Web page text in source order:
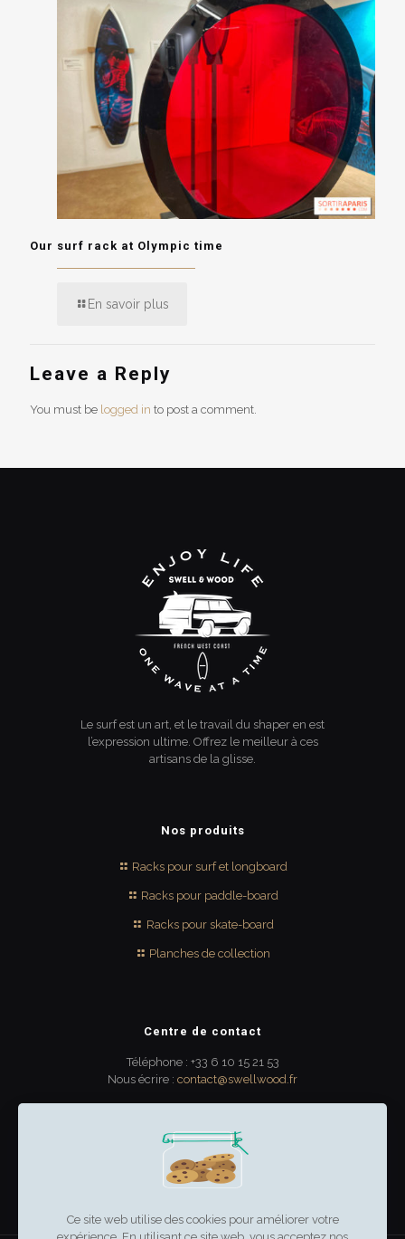
Our surf rack at Olympic time
En savoir plus
Leave a Reply
You must be logged in to post a comment.
Le surf est un art, et le travail du shaper en est
l’expression ultime. Offrez le meilleur à ces
artisans de la glisse.
Nos produits
Racks pour surf et longboard
Racks pour paddle-board
Racks pour skate-board
Planches de collection
Centre de contact
Téléphone : +33 6 10 15 21 53
Nous écrire : contact@swellwood.fr
France
Ce site web utilise des cookies pour améliorer votre